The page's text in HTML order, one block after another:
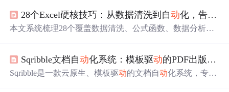
用户体验与代码复杂度之间做出权衡，反映了真实项目中
技术、需求和时间的博弈。
28个Excel硬核技巧：从数据清洗到自动化，告别重复劳
本文系统梳理28个覆盖数据清洗、公式函数、数据分析、
NIQUE）、高级筛选与Power Query批量处理、数据透视表
组合与切片器、条件格式高亮可见行、VBA生成UUID、P
Sqribble文档自动化系统：模板驱动的PDF出版流水线
Sqribble是一款云原生、模板驱动的文档自动化系统，专为